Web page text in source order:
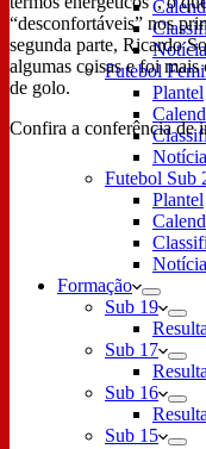
Futebol
Plantel
Futebol Sub
Plantel
Formação
Sub 19
Sub 17
Sub 16
Sub 15
“desconfortáveis” nos
segunda parte, Ricardo
algumas coisas e foi
de golo.
Confira a conferência de